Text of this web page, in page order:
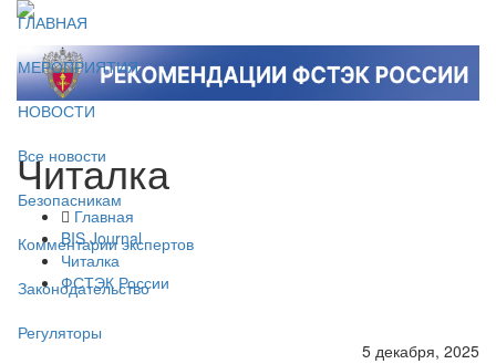
ГЛАВНАЯ
МЕРОПРИЯТИЯ
НОВОСТИ
Все новости
Безопасникам
Комментарии экспертов
Законодательство
Регуляторы
Читалка
Главная
BIS Journal
Читалка
ФСТЭК России
5 декабря, 2025